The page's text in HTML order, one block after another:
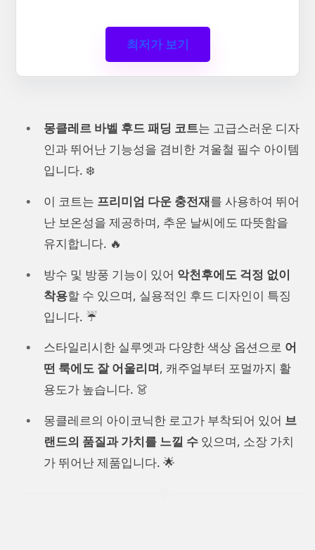
최저가 보기
몽클레르 바벨 후드 패딩 코트는 고급스러운 디자
인과 뛰어난 기능성을 겸비한 겨울철 필수 아이템
입니다. ❄️
이 코트는 프리미엄 다운 충전재를 사용하여 뛰어
난 보온성을 제공하며, 추운 날씨에도 따뜻함을
유지합니다. 🔥
방수 및 방풍 기능이 있어 악천후에도 걱정 없이
착용할 수 있으며, 실용적인 후드 디자인이 특징
입니다. ☔
스타일리시한 실루엣과 다양한 색상 옵션으로 어
떤 룩에도 잘 어울리며, 캐주얼부터 포멀까지 활
용도가 높습니다. 👗
몽클레르의 아이코닉한 로고가 부착되어 있어 브
랜드의 품질과 가치를 느낄 수 있으며, 소장 가치
가 뛰어난 제품입니다. 🌟